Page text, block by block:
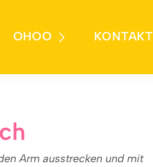
OHOO KONTAKT
Arm ausstrecken und mit